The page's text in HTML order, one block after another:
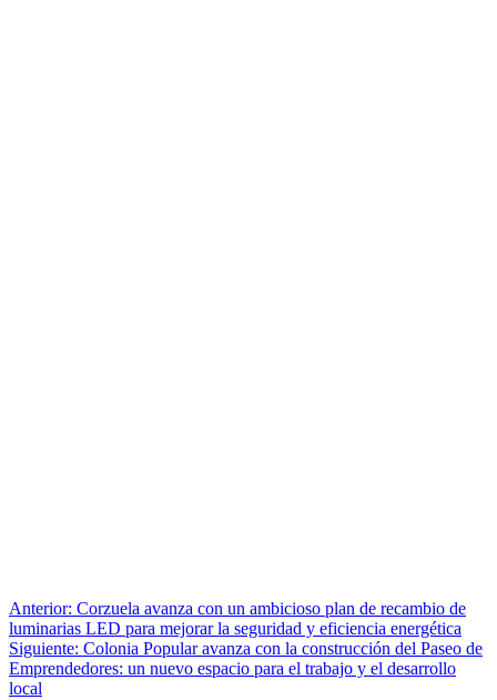
Navegación
de
entradas
Anterior: Corzuela avanza con un ambicioso plan de recambio de
luminarias LED para mejorar la seguridad y eficiencia energética
Siguiente: Colonia Popular avanza con la construcción del Paseo de
Emprendedores: un nuevo espacio para el trabajo y el desarrollo
local